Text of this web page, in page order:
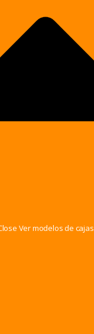
Ver modelos de cajas